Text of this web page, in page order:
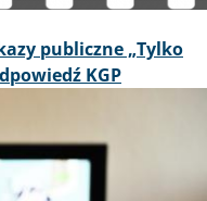
publiczne „Tylko
KGP